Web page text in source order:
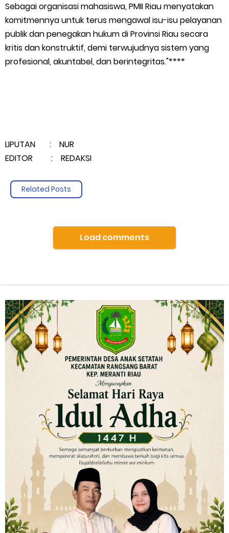
Sebagai organisasi mahasiswa, PMII Riau menyatakan
komitmennya untuk terus mengawal isu-isu pelayanan
publik dan penegakan hukum di Provinsi Riau secara
kritis dan konstruktif, demi terwujudnya sistem yang
profesional, akuntabel, dan berintegritas."****
LIPUTAN : NUR
EDITOR : REDAKSI
Related Posts
Load comments